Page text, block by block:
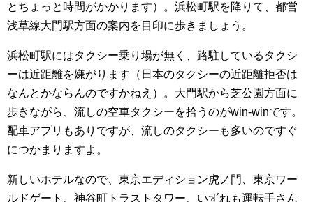
とちょっと時間がかかります）。浜松町駅を降りて、都営
浅草線大門駅方面の案内を目印に歩きましょう。
浜松町駅にはタクシー乗り場が無く、路駐しているタクシ
ーは近距離を嫌がります（日本のタクシーの近距離拒否は
なんとかならんのですかねえ）。大門駅から芝公園方面に
歩きながら、流しの空車タクシーを拾うのがwin-winです。
配車アプリもありですが、流しのタクシーも多いのですぐ
につかまりますよ。
新しいホテルなので、東京エディション虎ノ門、東京ワー
ルドゲート、神谷町トラストタワー、いずれも運転手さん